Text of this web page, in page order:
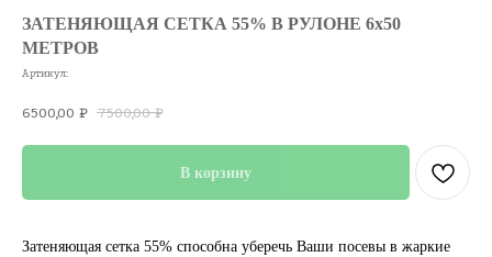
ЗАТЕНЯЮЩАЯ СЕТКА 55% В РУЛОНЕ 6х50
МЕТРОВ
Артикул:
6500,00 ₽ 7500,00 ₽
В корзину
Затеняющая сетка 55% способна уберечь Ваши посевы в жаркие